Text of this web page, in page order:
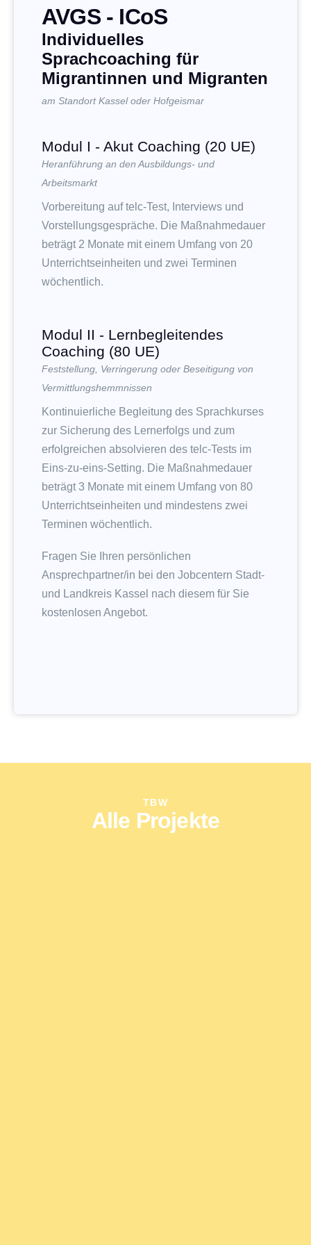
AVGS - ICoS
Individuelles
Sprachcoaching für
Migrantinnen und Migranten
am Standort Kassel oder Hofgeismar
Modul I - Akut Coaching (20 UE)
Heranführung an den Ausbildungs- und
Arbeitsmarkt
Vorbereitung auf telc-Test, Interviews und
Vorstellungsgespräche. Die Maßnahmedauer
beträgt 2 Monate mit einem Umfang von 20
Unterrichtseinheiten und zwei Terminen
wöchentlich.
Modul II - Lernbegleitendes
Coaching (80 UE)
Feststellung, Verringerung oder Beseitigung von
Vermittlungshemmnissen
Kontinuierliche Begleitung des Sprachkurses
zur Sicherung des Lernerfolgs und zum
erfolgreichen absolvieren des telc-Tests im
Eins-zu-eins-Setting. Die Maßnahmedauer
beträgt 3 Monate mit einem Umfang von 80
Unterrichtseinheiten und mindestens zwei
Terminen wöchentlich.
Fragen Sie Ihren persönlichen
Ansprechpartner/in bei den Jobcentern Stadt-
und Landkreis Kassel nach diesem für Sie
kostenlosen Angebot.
TBW
Alle Projekte